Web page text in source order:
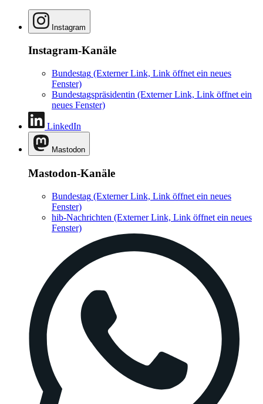
Instagram
Instagram-Kanäle
Bundestag (Externer Link, Link öffnet ein neues
Fenster)
Bundestagspräsidentin (Externer Link, Link öffnet ein
neues Fenster)
LinkedIn
Mastodon
Mastodon-Kanäle
Bundestag (Externer Link, Link öffnet ein neues
Fenster)
hib-Nachrichten (Externer Link, Link öffnet ein neues
Fenster)